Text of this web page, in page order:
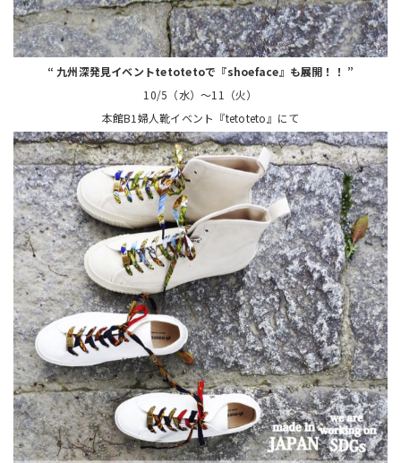
“ 九州深発見イベントtetotetoで『shoeface』も展開！！ ”
10/5（水）～11（火）
本館B1婦人靴イベント『tetoteto』にて